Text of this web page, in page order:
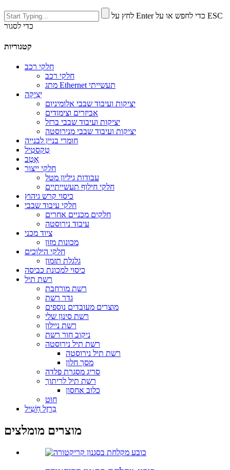
לחץ על Enter כדי לחפש או על ESC
כדי לסגור
קטגוריות
חלקי רכב
חלקי רכב
מתג Ethernet תעשייתי
יְצִיקָה
יציקות ועיבוד שבבי אלומיניום
אביזרים וצימודים
יציקות ועיבוד שבבי ברזל
יציקות ועיבוד שבבי מנירוסטה
חומרי בניין לבנייה
טֶקסטִיל
אֶטֶב
חלקי ייצור
עבודות גיליון מטל
חלקי חילוף תעשייתיים
כיסוי קרש גיהוץ
חלקי עיבוד שבבי
חלקים מכניים אחרים
עיבוד נירוסטה
ציוד מכני
מכונות מזון
חלקי הילוכים
גלגלת תזמון
כיסוי למכונת כביסה
רשת תיל
רשת מורחבת
גדר רשת
מוצרים מעובדים נוספים
רשת סינון שלי
רשת ניילון
ניקוב חור רשת
רשת תיל נירוסטה
רשת תיל נירוסטה
מסך חלון
סריג מסגרת פלדה
רשת תיל לריתוך
כלוב אחסון
חוּט
בַּרזֶל חָשִׁיל
מוצרים מומלצים